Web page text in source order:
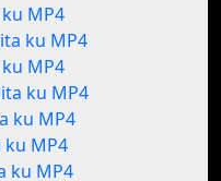
MP4
ku MP4
MP4
ku MP4
ku MP4
MP4
ku MP4